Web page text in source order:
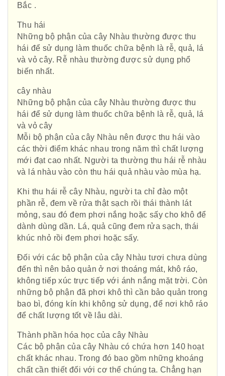
Bắc .
Thu hái
Những bộ phận của cây Nhàu thường được thu
hái để sử dụng làm thuốc chữa bệnh là rễ, quả, lá
và vỏ cây. Rễ nhàu thường được sử dụng phổ
biến nhất.
cây nhàu
Những bộ phận của cây Nhàu thường được thu
hái để sử dụng làm thuốc chữa bệnh là rễ, quả, lá
và vỏ cây
Mỗi bộ phận của cây Nhàu nên được thu hái vào
các thời điểm khác nhau trong năm thì chất lượng
mới đạt cao nhất. Người ta thường thu hái rễ nhàu
và lá nhàu vào còn thu hái quả nhàu vào mùa hạ.
Khi thu hái rễ cây Nhàu, người ta chỉ đào một
phần rễ, đem về rửa thật sạch rồi thái thành lát
mỏng, sau đó đem phơi nắng hoặc sấy cho khô để
dành dùng dần. Lá, quả cũng đem rửa sạch, thái
khúc nhỏ rồi đem phơi hoặc sấy.
Đối với các bộ phận của cây Nhàu tươi chưa dùng
đến thì nên bảo quản ở nơi thoáng mát, khô ráo,
không tiếp xúc trực tiếp với ánh nắng mặt trời. Còn
những bộ phận đã phơi khô thì cần bảo quản trong
bao bì, đóng kín khi không sử dụng, để nơi khô ráo
để chất lượng tốt về lâu dài.
Thành phần hóa học của cây Nhàu
Các bộ phận của cây Nhàu có chứa hơn 140 hoạt
chất khác nhau. Trong đó bao gồm những khoáng
chất cần thiết đối với cơ thể chúng ta. Chẳng hạn